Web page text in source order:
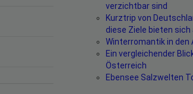
verzichtbar sind
Kurztrip von
diese Ziele bieten sich
Winterromantik in den
Ein vergleichender
Österreich
Ebensee Salzwelten